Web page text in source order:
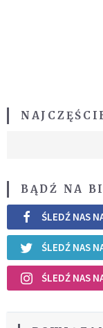
BĄDŹ NA
ŚLEDŹ NAS
ŚLEDŹ NAS
ŚLEDŹ NAS